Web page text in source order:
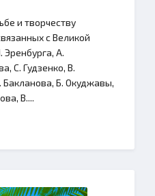
и творчеству
с Великой
Эренбурга, А.
С. Гудзенко, В.
Бакланова, Б. Окуджавы,
В....